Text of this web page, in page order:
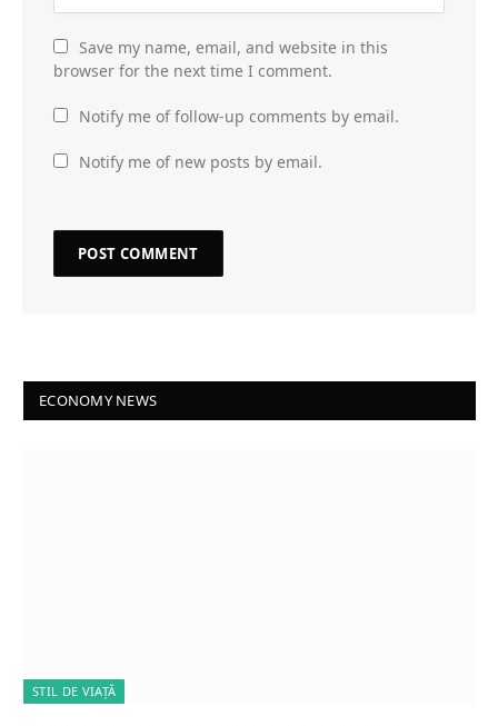
Save my name, email, and website in this
browser for the next time I comment.
Notify me of follow-up comments by email.
Notify me of new posts by email.
ECONOMY NEWS
STIL DE VIAȚĂ